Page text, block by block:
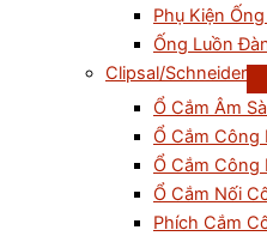
Phụ Kiện
Ống Luồn
Clipsal/Schneider
Ổ Cắm Âm
Ổ Cắm Công
Ổ Cắm Công
Ổ Cắm Nối
Phích Cắm